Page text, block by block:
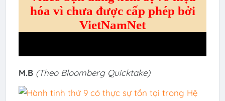
M.B (Theo Bloomberg Quicktake)